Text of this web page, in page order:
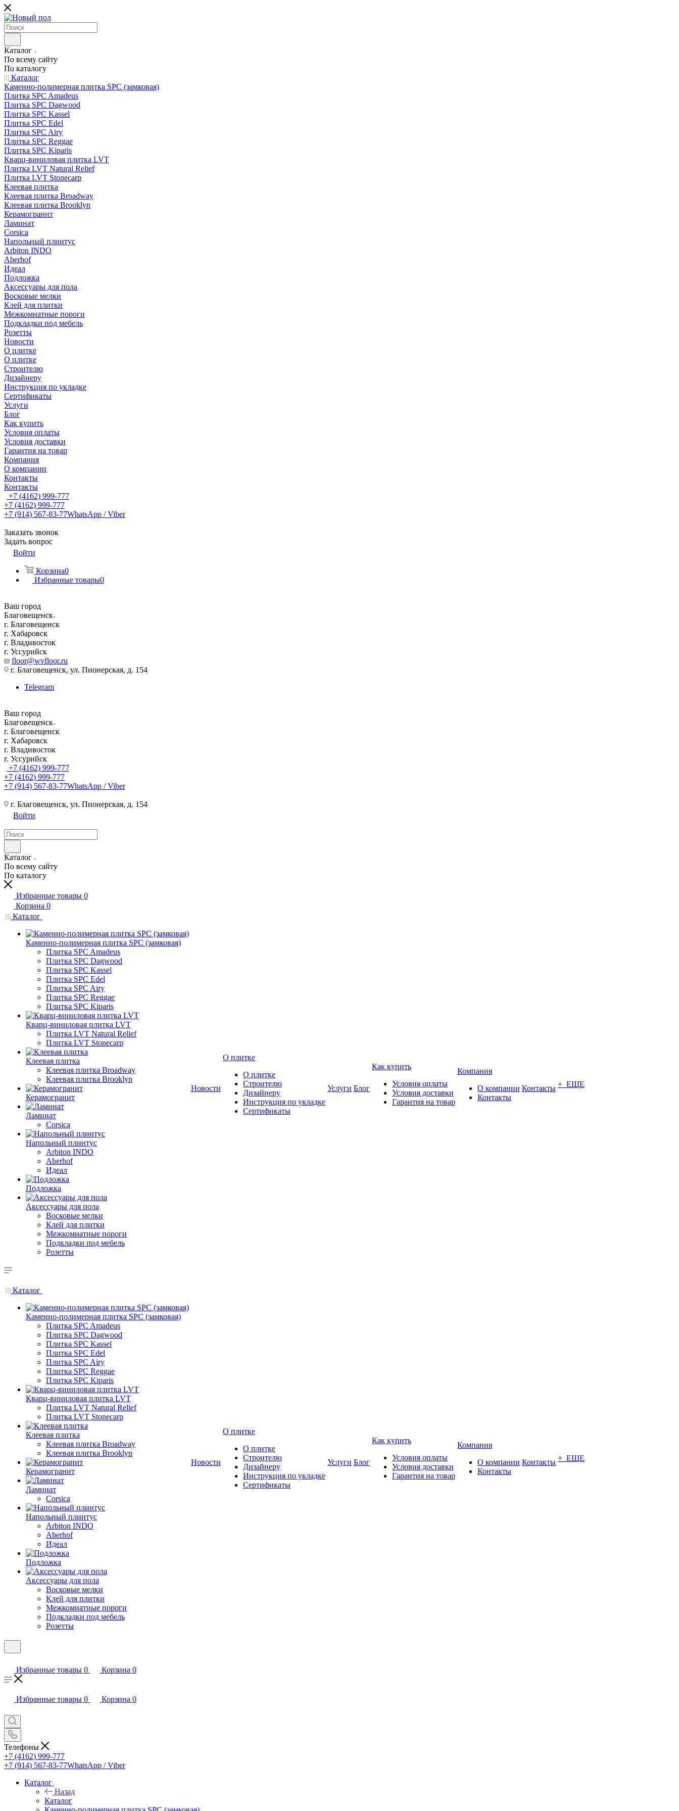
Каталог
По всему сайту
По каталогу
Каталог
Каменно-полимерная плитка SPC (замковая)
Плитка SPC Amadeus
Плитка SPC Dagwood
Плитка SPC Kassel
Плитка SPC Edel
Плитка SPC Airy
Плитка SPC Reggae
Плитка SPC Kiparis
Кварц-виниловая плитка LVT
Плитка LVT Natural Relief
Плитка LVT Stonecarp
Клеевая плитка
Клеевая плитка Broadway
Клеевая плитка Brooklyn
Керамогранит
Ламинат
Corsica
Напольный плинтус
Arbiton INDO
Aberhof
Идеал
Подложка
Аксессуары для пола
Восковые мелки
Клей для плитки
Межкомнатные пороги
Подкладки под мебель
Розетты
Новости
О плитке
О плитке
Строителю
Дизайнеру
Инструкция по укладке
Сертификаты
Услуги
Блог
Как купить
Условия оплаты
Условия доставки
Гарантия на товар
Компания
О компании
Контакты
Контакты
+7 (4162) 999-777
+7 (4162) 999-777
+7 (914) 567-83-77WhatsApp / Viber
Заказать звонок
Задать вопрос
Войти
Корзина0
Избранные товары0
Ваш город
Благовещенск
г. Благовещенск
г. Хабаровск
г. Владивосток
г. Уссурийск
floor@wvfloor.ru
г. Благовещенск, ул. Пионерская, д. 154
Telegram
Ваш город
Благовещенск
г. Благовещенск
г. Хабаровск
г. Владивосток
г. Уссурийск
+7 (4162) 999-777
+7 (4162) 999-777
+7 (914) 567-83-77WhatsApp / Viber
г. Благовещенск, ул. Пионерская, д. 154
Войти
Каталог
По всему сайту
По каталогу
Избранные товары 0
Корзина 0
Каталог
Каменно-полимерная плитка SPC (замковая)
Плитка SPC Amadeus
Плитка SPC Dagwood
Плитка SPC Kassel
Плитка SPC Edel
Плитка SPC Airy
Плитка SPC Reggae
Плитка SPC Kiparis
Кварц-виниловая плитка LVT
Плитка LVT Natural Relief
Плитка LVT Stonecarp
Клеевая плитка
Клеевая плитка Broadway
Клеевая плитка Brooklyn
Керамогранит
Ламинат
Corsica
Напольный плинтус
Arbiton INDO
Aberhof
Идеал
Подложка
Аксессуары для пола
Восковые мелки
Клей для плитки
Межкомнатные пороги
Подкладки под мебель
Розетты
Новости
О плитке
О плитке
Строителю
Дизайнеру
Инструкция по укладке
Сертификаты
Услуги Блог
Как купить
Условия оплаты
Условия доставки
Гарантия на товар
Компания
О компании
Контакты
Контакты + ЕЩЕ
Каталог
Каменно-полимерная плитка SPC (замковая)
Плитка SPC Amadeus
Плитка SPC Dagwood
Плитка SPC Kassel
Плитка SPC Edel
Плитка SPC Airy
Плитка SPC Reggae
Плитка SPC Kiparis
Кварц-виниловая плитка LVT
Плитка LVT Natural Relief
Плитка LVT Stonecarp
Клеевая плитка
Клеевая плитка Broadway
Клеевая плитка Brooklyn
Керамогранит
Ламинат
Corsica
Напольный плинтус
Arbiton INDO
Aberhof
Идеал
Подложка
Аксессуары для пола
Восковые мелки
Клей для плитки
Межкомнатные пороги
Подкладки под мебель
Розетты
Новости
О плитке
О плитке
Строителю
Дизайнеру
Инструкция по укладке
Сертификаты
Услуги Блог
Как купить
Условия оплаты
Условия доставки
Гарантия на товар
Компания
О компании
Контакты
Контакты + ЕЩЕ
Избранные товары 0 Корзина 0
Избранные товары 0 Корзина 0
Телефоны
+7 (4162) 999-777
+7 (914) 567-83-77WhatsApp / Viber
Каталог
Назад
Каталог